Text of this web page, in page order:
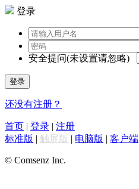
登录
安全提问(未设置请忽略)
登录
还没有注册？
首页 | 登录 | 注册
标准版 | 触屏版 | 电脑版 | 客户端
© Comsenz Inc.